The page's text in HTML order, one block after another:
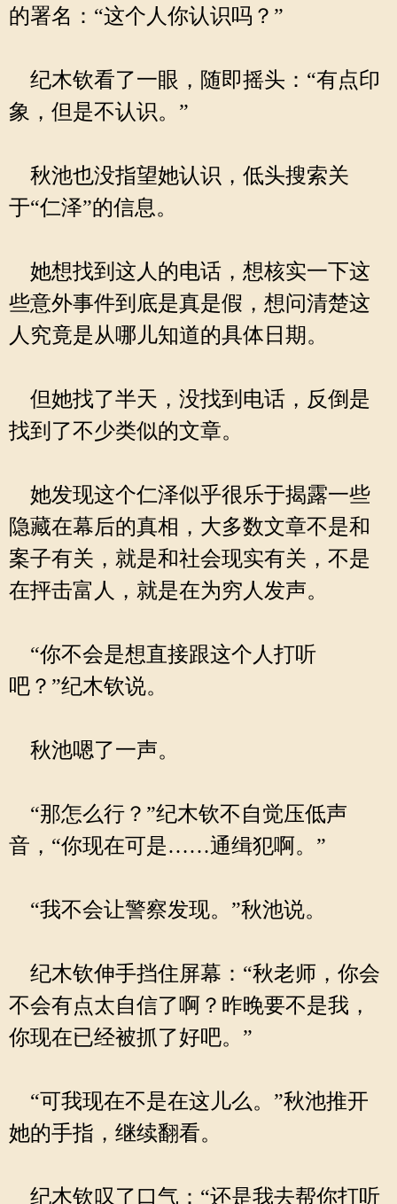
的署名：“这个人你认识吗？”
纪木钦看了一眼，随即摇头：“有点印
象，但是不认识。”
秋池也没指望她认识，低头搜索关
于“仁泽”的信息。
她想找到这人的电话，想核实一下这
些意外事件到底是真是假，想问清楚这
人究竟是从哪儿知道的具体日期。
但她找了半天，没找到电话，反倒是
找到了不少类似的文章。
她发现这个仁泽似乎很乐于揭露一些
隐藏在幕后的真相，大多数文章不是和
案子有关，就是和社会现实有关，不是
在抨击富人，就是在为穷人发声。
“你不会是想直接跟这个人打听
吧？”纪木钦说。
秋池嗯了一声。
“那怎么行？”纪木钦不自觉压低声
音，“你现在可是……通缉犯啊。”
“我不会让警察发现。”秋池说。
纪木钦伸手挡住屏幕：“秋老师，你会
不会有点太自信了啊？昨晚要不是我，
你现在已经被抓了好吧。”
“可我现在不是在这儿么。”秋池推开
她的手指，继续翻看。
纪木钦叹了口气：“还是我去帮你打听